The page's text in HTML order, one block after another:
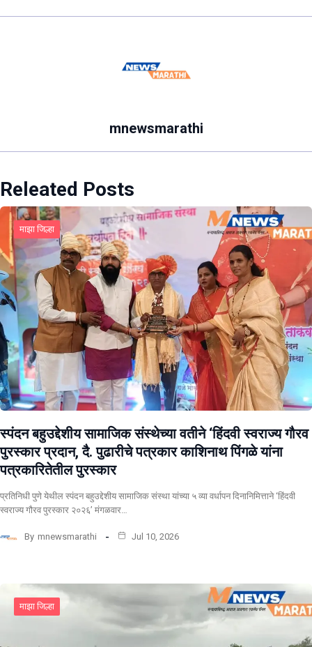
mnewsmarathi
Releated Posts
माझा जिल्हा
स्पंदन बहुउद्देशीय सामाजिक संस्थेच्या वतीने ‘हिंदवी स्वराज्य गौरव
पुरस्कार प्रदान, दै. पुढारीचे पत्रकार काशिनाथ पिंगळे यांना
पत्रकारितेतील पुरस्कार
प्रतिनिधी पुणे येथील स्पंदन बहुउद्देशीय सामाजिक संस्था यांच्या ५ व्या वर्धापन दिनानिमित्ताने ‘हिंदवी
स्वराज्य गौरव पुरस्कार २०२६’ मंगळवार…
By mnewsmarathi Jul 10, 2026
माझा जिल्हा